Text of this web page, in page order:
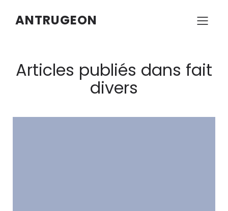
ANTRUGEON
Articles publiés dans fait
divers